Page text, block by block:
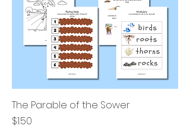
The Parable of the Sower
価格
$1.50